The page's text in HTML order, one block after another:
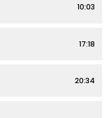
10:03
17:18
20:34